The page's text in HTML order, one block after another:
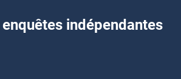
indépendantes